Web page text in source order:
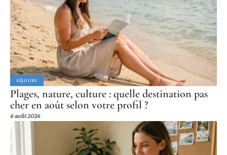
SÉJOURS
Plages, nature, culture : quelle destination pas
cher en août selon votre profil ?
6 août 2026